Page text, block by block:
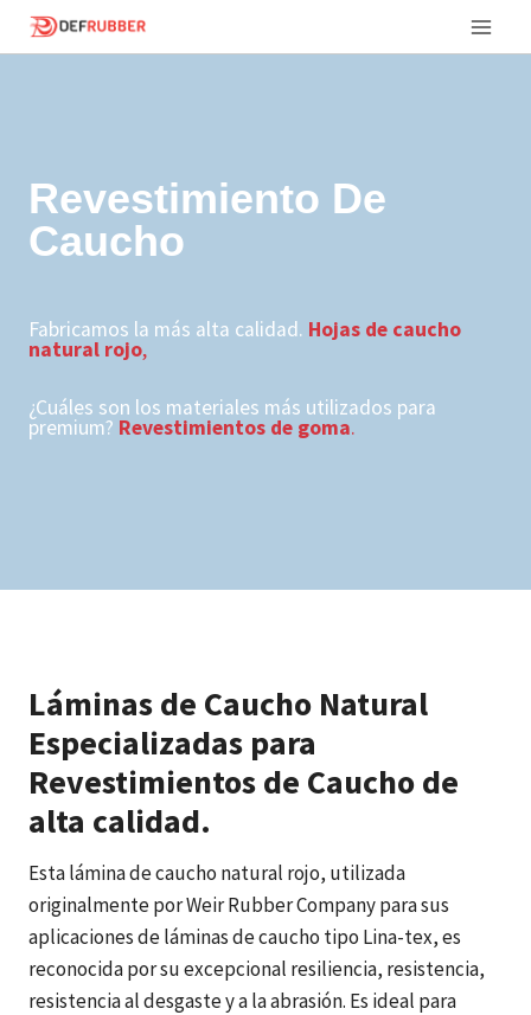
Saltar
Revestimiento De
Caucho
Fabricamos la más alta calidad. Hojas de caucho
natural rojo,
¿Cuáles son los materiales más utilizados para
premium? Revestimientos de goma.
Láminas de Caucho Natural
Especializadas para
Revestimientos de Caucho de
alta calidad.
Esta lámina de caucho natural rojo, utilizada
originalmente por Weir Rubber Company para sus
aplicaciones de láminas de caucho tipo Lina-tex, es
reconocida por su excepcional resiliencia, resistencia,
resistencia al desgaste y a la abrasión. Es ideal para